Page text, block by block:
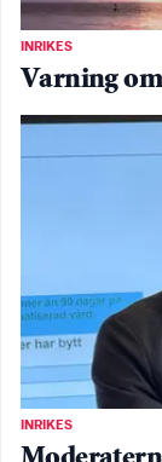
INRIKES
Varning
INRIKES